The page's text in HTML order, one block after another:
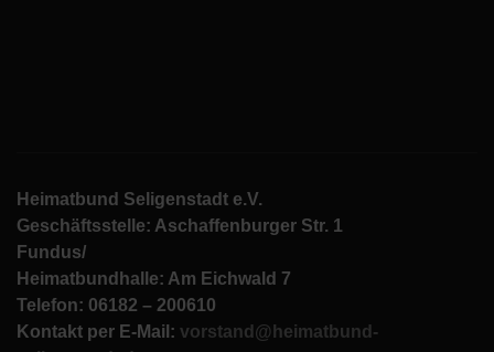
Heimatbund Seligenstadt e.V.
Geschäftsstelle: Aschaffenburger Str. 1
Fundus/
Heimatbundhalle: Am Eichwald 7
Telefon: 06182 – 200610
Kontakt per E-Mail: vorstand@heimatbund-